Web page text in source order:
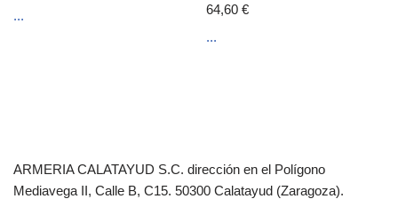
...
64,60€
...
ARMERIA CALATAYUD S.C. dirección en el Polígono
Mediavega II, Calle B, C15. 50300 Calatayud (Zaragoza).